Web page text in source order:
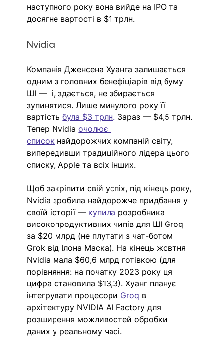
наступного року вона вийде на ІРО та
досягне вартості в $1 трлн.
Nvidia
Компанія Дженсена Хуанга залишається
одним з головних бенефіціарів від буму
ШІ —  і, здається, не збирається
зупинятися. Лише минулого року її
вартість була $3 трлн. Зараз — $4,5 трлн.
Тепер Nvidia очолює
список найдорожчих компаній світу,
випередивши традиційного лідера цього
списку, Apple та всіх інших.
Щоб закріпити свій успіх, під кінець року,
Nvidia зробила найдорожче придбання у
своїй історії — купила розробника
високопродуктивних чипів для ШІ Groq
за $20 млрд (не плутати з чат-ботом
Grok від Ілона Маска). На кінець жовтня
Nvidia мала $60,6 млрд готівкою (для
порівняння: на початку 2023 року ця
цифра становила $13,3). Хуанг планує
інтегрувати процесори Groq в
архітектуру NVIDIA AI Factory для
розширення можливостей обробки
даних у реальному часі.